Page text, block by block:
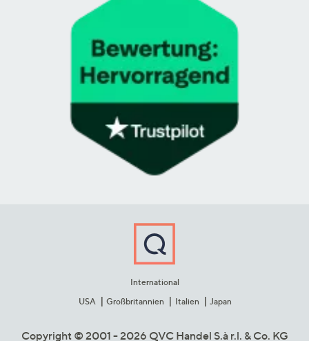
International
USA
Großbritannien Italien Japan
Copyright © 2001 - 2026 QVC Handel S.à r.l. & Co. KG